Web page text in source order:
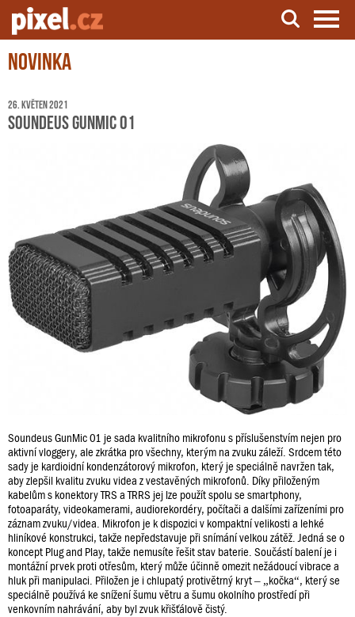
Server o natáčení a zpracování videa
Novinka
26. květen 2021
Soundeus GunMic 01
Soundeus GunMic 01 je sada kvalitního mikrofonu s příslušenstvím nejen pro
aktivní vloggery, ale zkrátka pro všechny, kterým na zvuku záleží. Srdcem této
sady je kardioidní kondenzátorový mikrofon, který je speciálně navržen tak,
aby zlepšil kvalitu zvuku videa z vestavěných mikrofonů. Díky přiloženým
kabelům s konektory TRS a TRRS jej lze použít spolu se smartphony,
fotoaparáty, videokamerami, audiorekordéry, počítači a dalšími zařízeními pro
záznam zvuku/videa. Mikrofon je k dispozici v kompaktní velikosti a lehké
hliníkové konstrukci, takže nepředstavuje při snímání velkou zátěž. Jedná se o
koncept Plug and Play, takže nemusíte řešit stav baterie. Součástí balení je i
montážní prvek proti otřesům, který může účinně omezit nežádoucí vibrace a
hluk při manipulaci. Přiložen je i chlupatý protivětrný kryt – „kočka“, který se
speciálně používá ke snížení šumu větru a šumu okolního prostředí při
venkovním nahrávání, aby byl zvuk křišťálově čistý.